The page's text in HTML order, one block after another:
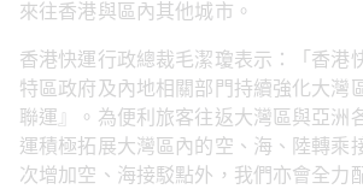
來往香港與區內其他城市 。
香港快運行政總裁毛潔瓊表示：「香港
特區政府及內地相關部門持續強化大灣
聯運』
。 為便利旅客往返大灣區與亞洲
運積極拓展大灣區內的空、海、陸轉乘
次增加空、海接駁點外，我們亦會全力